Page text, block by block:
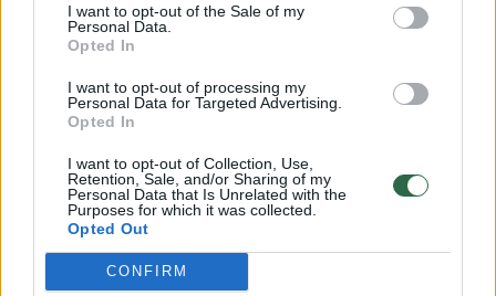
I want to opt-out of the Sale of my
Personal Data.
Opted In
I want to opt-out of processing my
Personal Data for Targeted Advertising.
Opted In
I want to opt-out of Collection, Use,
Retention, Sale, and/or Sharing of my
Personal Data that Is Unrelated with the
Purposes for which it was collected.
Opted Out
CONFIRM
doze nuo COVID-19 gali skiepytis vaikai nuo 12 metų
gyventojai ištuštino parduotuvių lentynas
Žinios | Pasaulis
Koronaviruso talžoma Lietuvos krepšinio rinktinė: